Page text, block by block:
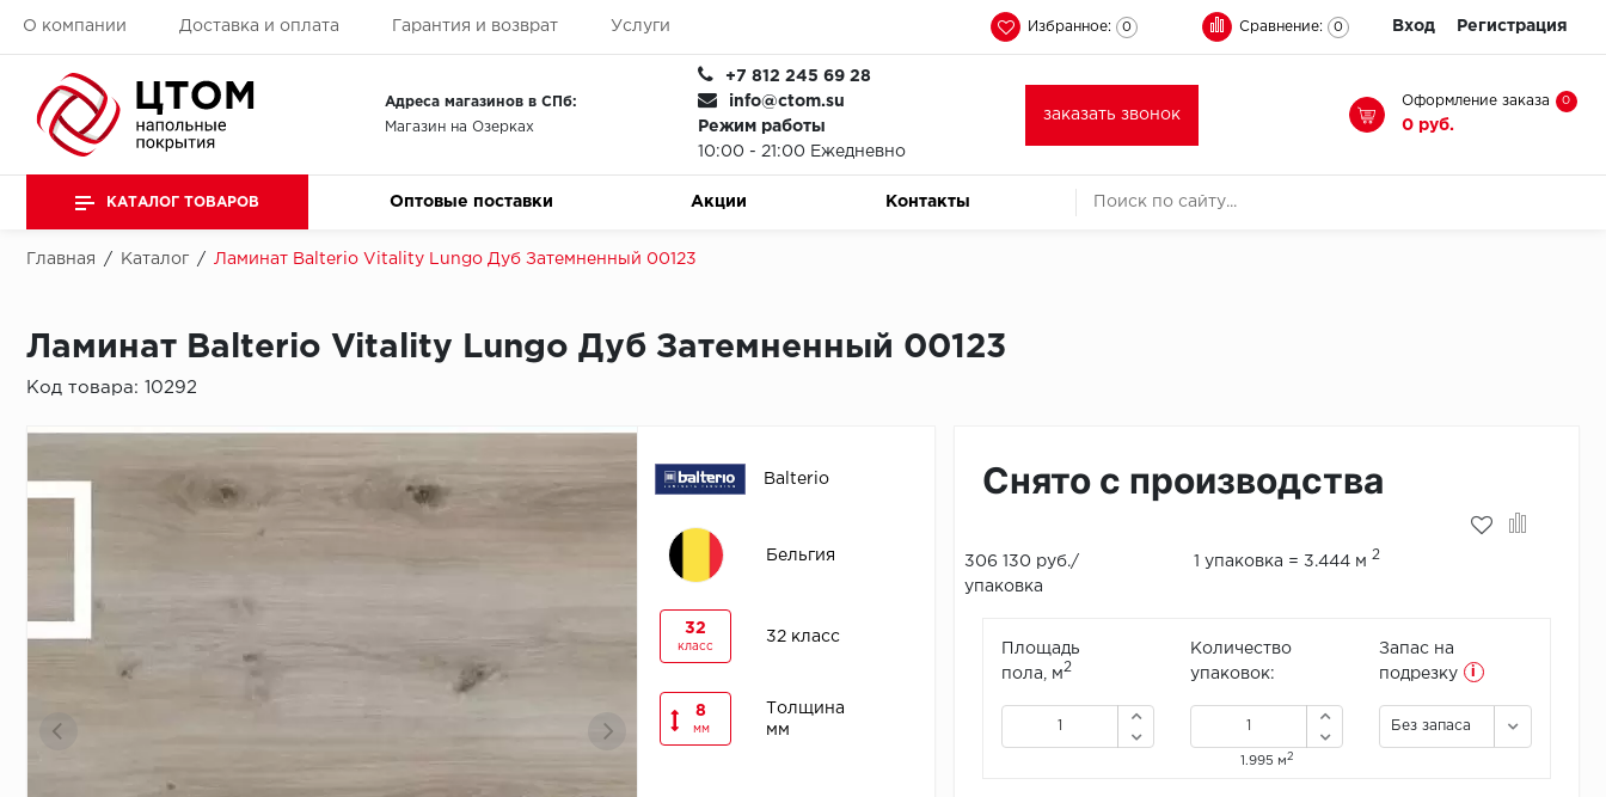
О компании Доставка и оплата Гарантия и возврат Услуги Избранное: 0 Сравнение: 0 Вход Регистрация
Адреса магазинов в СПб:
Магазин на Озерках
+7 812 245 69 28
info@ctom.su
Режим работы
10:00 - 21:00 Ежедневно
заказать звонок
Оформление заказа 0
0 руб.
КАТАЛОГ ТОВАРОВ Оптовые поставки Акции Контакты
Главная / Каталог / Ламинат Balterio Vitality Lungo Дуб Затемненный 00123
Ламинат Balterio Vitality Lungo Дуб Затемненный 00123
Код товара: 10292
Balterio
Бельгия
32
класс
32 класс
8
мм
Толщина
мм
Снято с производства
306 130 руб./
упаковка
1 упаковка = 3.444 м 2
Площадь
пола, м2
Количество
упаковок:
1.995 м2
Запас на
подрезку
i
Без запаса